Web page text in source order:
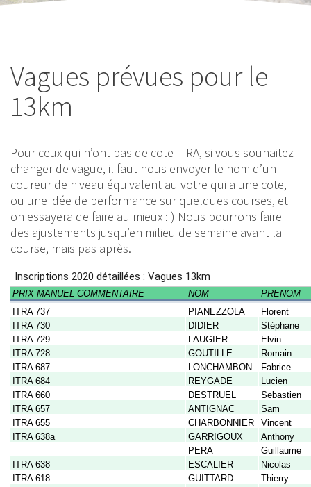
Vagues prévues pour le
13km
Pour ceux qui n’ont pas de cote ITRA, si vous souhaitez
changer de vague, il faut nous envoyer le nom d’un
coureur de niveau équivalent au votre qui a une cote,
ou une idée de performance sur quelques courses, et
on essayera de faire au mieux : ) Nous pourrons faire
des ajustements jusqu’en milieu de semaine avant la
course, mais pas après.